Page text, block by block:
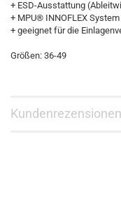
+ ESD-Ausstattung
+ MPU® INNOFLEX System
+ geeignet für die
Größen: 36-49
Kundenrezensionen